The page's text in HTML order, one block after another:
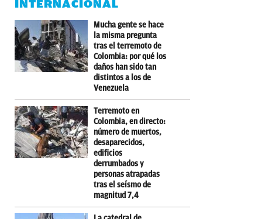
INTERNACIONAL
Mucha gente se hace
la misma pregunta
tras el terremoto de
Colombia: por qué los
daños han sido tan
distintos a los de
Venezuela
Terremoto en
Colombia, en directo:
número de muertos,
desaparecidos,
edificios
derrumbados y
personas atrapadas
tras el seísmo de
magnitud 7,4